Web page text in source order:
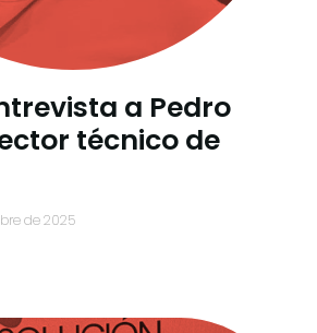
a Pedro
técnico de
de 2025